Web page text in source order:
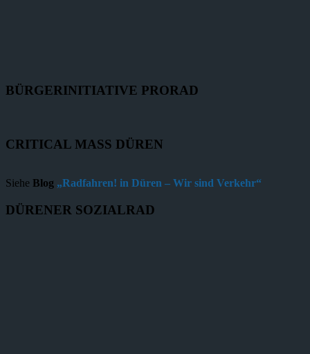
BÜRGERINITIATIVE PRORAD
CRITICAL MASS DÜREN
Siehe Blog „Radfahren! in Düren – Wir sind Verkehr“
DÜRENER SOZIALRAD